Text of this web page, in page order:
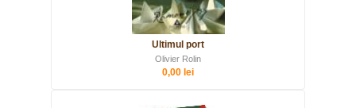
Ultimul port
Olivier Rolin
0,00 lei